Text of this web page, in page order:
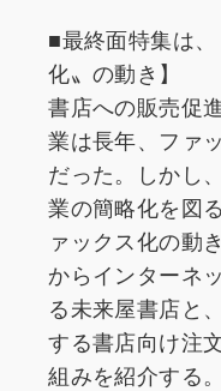
■最終面特集は
化〟の動き】
書店への販売促
業は長年、ファ
だった。しかし
業の簡略化を図
ァックス化の動
からインターネ
る未来屋書店と
する書店向け注
組みを紹介する